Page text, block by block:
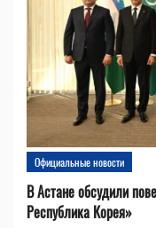
Официальные новости
В Астане обсудили
Республика Корея»